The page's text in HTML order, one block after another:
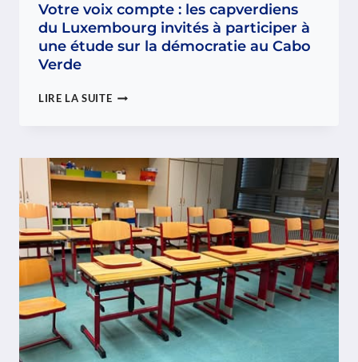
Votre voix compte : les capverdiens
du Luxembourg invités à participer à
une étude sur la démocratie au Cabo
Verde
LIRE LA SUITEVOTRE
LES
CAPVERDIENS
DU
LUXEMBOURG
INVITÉS
À
PARTICIPER
À
UNE
ÉTUDE
SUR
LA
DÉMOCRATIE